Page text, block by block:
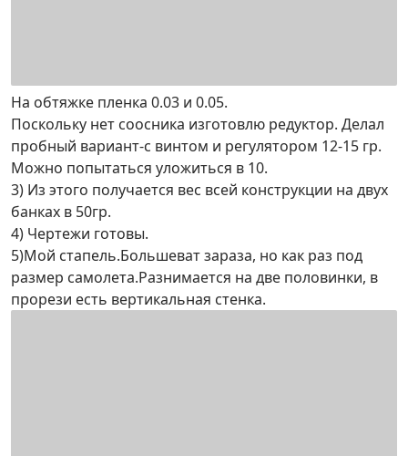
На обтяжке пленка 0.03 и 0.05.
Поскольку нет соосника изготовлю редуктор. Делал
пробный вариант-с винтом и регулятором 12-15 гр.
Можно попытаться уложиться в 10.
3) Из этого получается вес всей конструкции на двух
банках в 50гр.
4) Чертежи готовы.
5)Мой стапель.Большеват зараза, но как раз под
размер самолета.Разнимается на две половинки, в
прорези есть вертикальная стенка.